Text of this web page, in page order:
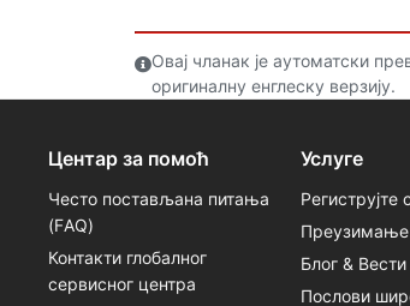
Овај чланак је аутоматски
оригиналну енглеску верзију.
Центар за помоћ
Често постављана питања
(FАQ)
Контакти глобалног
сервисног центра
Услуге
Региструјте
Преузимање
Блог & Вести
Послови